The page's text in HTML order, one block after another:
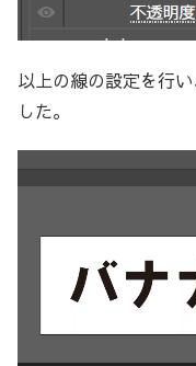
以上の線の設定を行
した。
動